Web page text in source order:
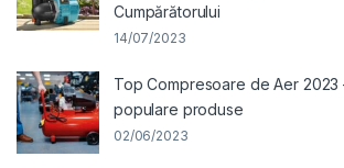
Cumpărătorului
14/07/2023
Top Compresoare de Aer 2023
populare produse
02/06/2023